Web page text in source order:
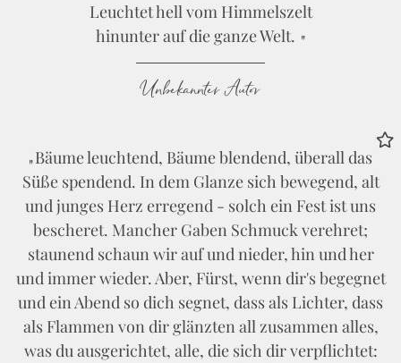
Leuchtet hell vom Himmelszelt
hinunter auf die ganze Welt.
Unbekannter Autor
Bäume leuchtend, Bäume blendend, überall das
Süße spendend. In dem Glanze sich bewegend, alt
und junges Herz erregend - solch ein Fest ist uns
bescheret. Mancher Gaben Schmuck verehret;
staunend schaun wir auf und nieder, hin und her
und immer wieder. Aber, Fürst, wenn dir's begegnet
und ein Abend so dich segnet, dass als Lichter, dass
als Flammen von dir glänzten all zusammen alles,
was du ausgerichtet, alle, die sich dir verpflichtet: